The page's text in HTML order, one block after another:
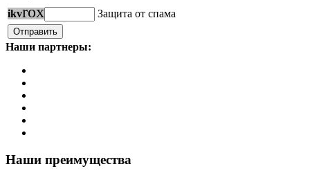
ikvrox Защита от спама
Наши партнеры:
Наши преимущества